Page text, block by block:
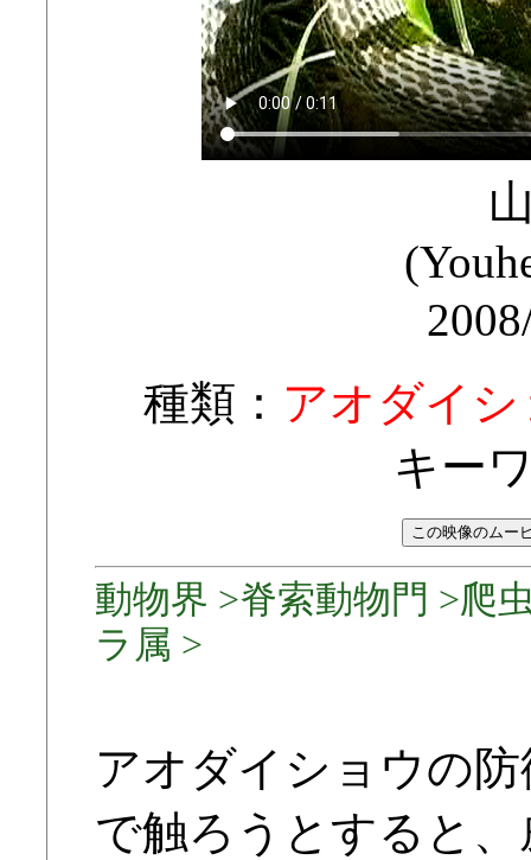
種類： アオダイ
キー
動物界 >脊索動物門 >爬
ラ属 >
アオダイショウの
で触ろうとすると